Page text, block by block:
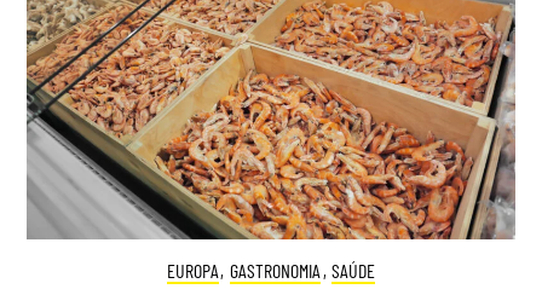
EUROPA, GASTRONOMIA , SAÚDE